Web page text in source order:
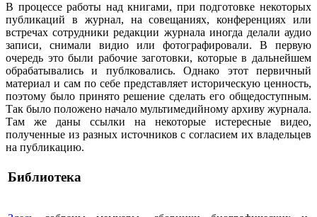
В процессе работы над книгами, при подготовке некоторых
публикаций в журнал, на совещаниях, конференциях или
встречах сотрудники редакции журнала иногда делали аудио
записи, снимали видио или фотографировали. В первую
очередь это были рабочие заготовки, которые в дальнейшем
обрабатывались и публковались. Однако этот первичный
материал и сам по себе представляет историческую ценность,
поэтому было принято решение сделать его общедоступным.
Так было положено начало мультимедийному архиву журнала.
Там же даны ссылки на некоторые истересные видео,
полученные из разных источников с согласием их владельцев
на публикацию.
Библиотека